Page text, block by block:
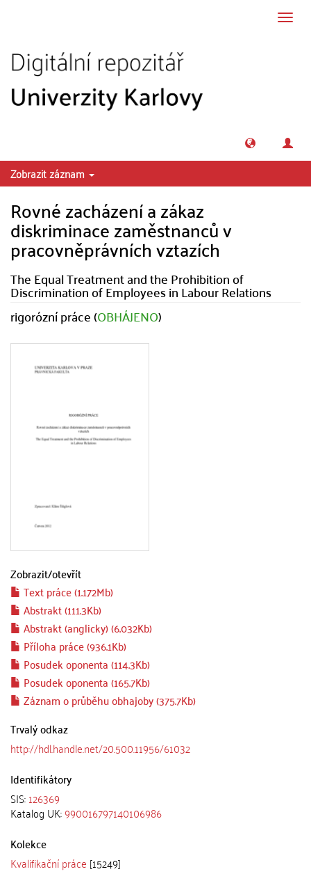
Zobrazit záznam
Rovné zacházení a zákaz
diskriminace zaměstnanců v
pracovněprávních vztazích
The Equal Treatment and the Prohibition of
Discrimination of Employees in Labour Relations
rigorózní práce (OBHÁJENO)
Zobrazit/otevřít
Text práce (1.172Mb)
Abstrakt (111.3Kb)
Abstrakt (anglicky) (6.032Kb)
Příloha práce (936.1Kb)
Posudek oponenta (114.3Kb)
Posudek oponenta (165.7Kb)
Záznam o průběhu obhajoby (375.7Kb)
Trvalý odkaz
http://hdl.handle.net/20.500.11956/61032
Identifikátory
SIS:126369
Katalog UK:990016797140106986
Kolekce
Kvalifikační práce [15249]